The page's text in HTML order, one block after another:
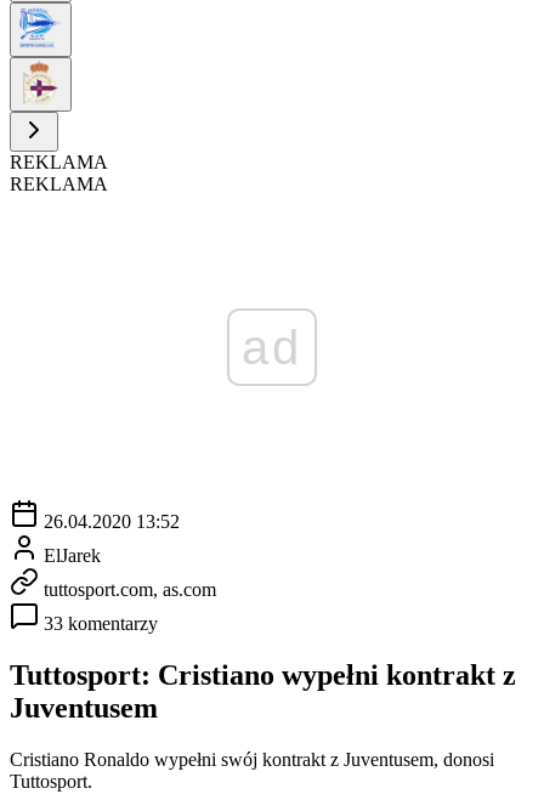
REKLAMA
REKLAMA
ad
26.04.2020 13:52
ElJarek
tuttosport.com, as.com
33 komentarzy
Tuttosport: Cristiano wypełni kontrakt z
Juventusem
Cristiano Ronaldo wypełni swój kontrakt z Juventusem, donosi
Tuttosport.